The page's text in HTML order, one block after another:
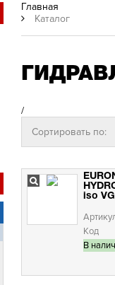
Главная
Каталог
/
Сортировать по:
iso
Код
В